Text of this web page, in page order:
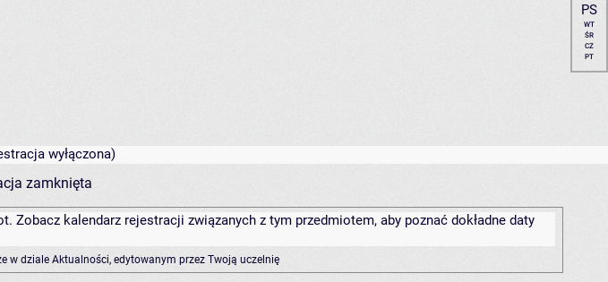
PS
WT
ŚR
CZ
PT
wyłączona)
zamknięta
kalendarz rejestracji związanych z tym przedmiotem, aby poznać dokładne daty
w dziale Aktualności, edytowanym przez Twoją uczelnię